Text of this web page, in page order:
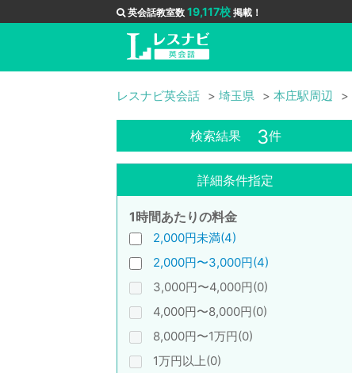
英会話教室数 19,117校 掲載！
レスナビ英会話 埼玉県 本庄駅周辺
検索結果 3件
詳細条件指定
1時間あたりの料金
2,000円未満(4)
2,000円〜3,000円(4)
3,000円〜4,000円(0)
4,000円〜8,000円(0)
8,000円〜1万円(0)
1万円以上(0)